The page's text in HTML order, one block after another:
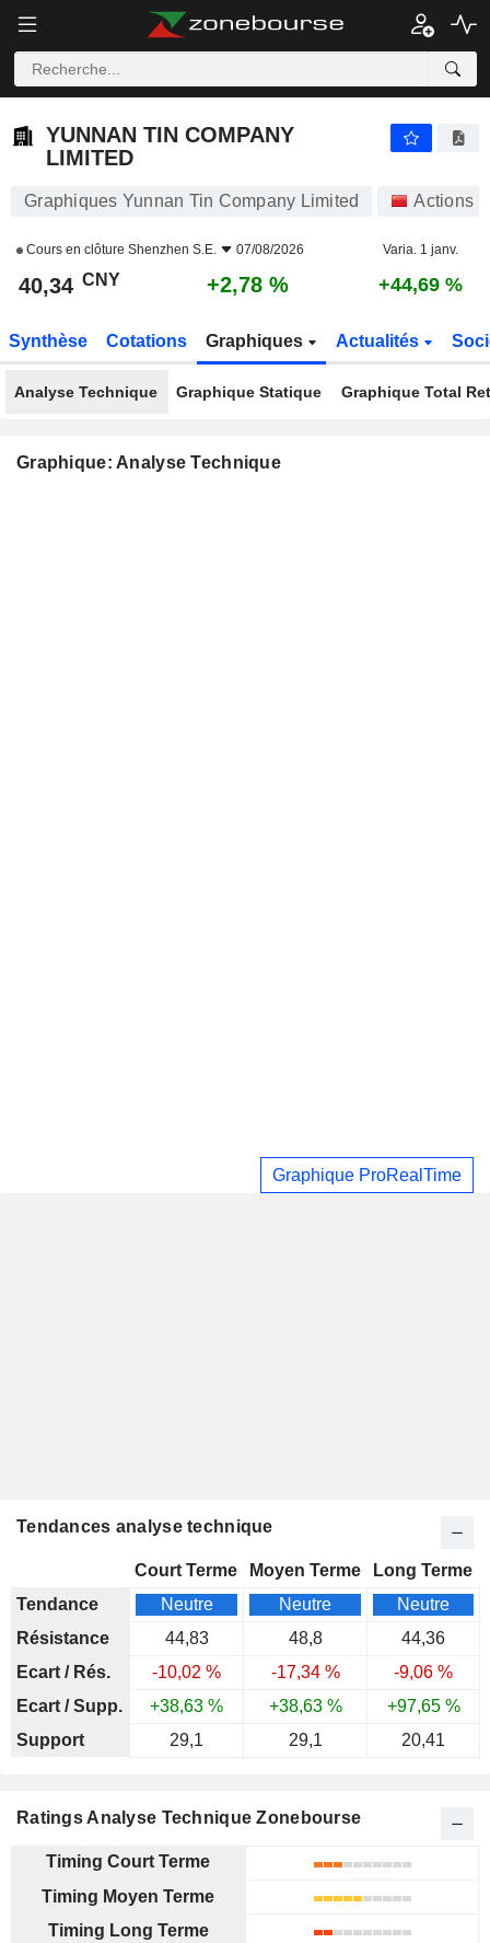
YUNNAN TIN COMPANY
LIMITED
Graphiques Yunnan Tin Company Limited Actions
Cours en clôture Shenzhen S.E. 07/08/2026 Varia. 1 janv.
40,34 CNY +2,78 % +44,69 %
Synthèse Cotations Graphiques Actualités
Analyse Technique Graphique Statique Graphique Total
Graphique: Analyse Technique
Graphique ProRealTime
Tendances analyse technique
Court Terme Moyen Terme
Long Terme
Tendance
Neutre Neutre
Neutre
Résistance
44,83 48,8
44,36
Ecart / Rés.
-10,02 % -17,34 %
-9,06 %
Ecart / Supp.
+38,63 % +38,63 %
+97,65 %
Support
29,1 29,1 20,41
Ratings Analyse Technique Zonebourse
Timing Court Terme
Timing Moyen Terme
Timing Long Terme